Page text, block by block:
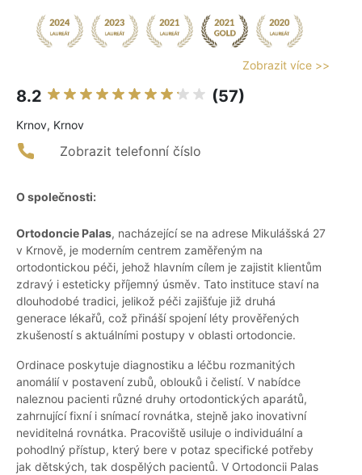
Zobrazit více >>
8.2 (57)
Krnov, Krnov
Zobrazit telefonní číslo
O společnosti:
Ortodoncie Palas, nacházející se na adrese Mikulášská 27
v Krnově, je moderním centrem zaměřeným na
ortodontickou péči, jehož hlavním cílem je zajistit klientům
zdravý i esteticky příjemný úsměv. Tato instituce staví na
dlouhodobé tradici, jelikož péči zajišťuje již druhá
generace lékařů, což přináší spojení léty prověřených
zkušeností s aktuálními postupy v oblasti ortodoncie.
Ordinace poskytuje diagnostiku a léčbu rozmanitých
anomálií v postavení zubů, oblouků i čelistí. V nabídce
naleznou pacienti různé druhy ortodontických aparátů,
zahrnující fixní i snímací rovnátka, stejně jako inovativní
neviditelná rovnátka. Pracoviště usiluje o individuální a
pohodlný přístup, který bere v potaz specifické potřeby
jak dětských, tak dospělých pacientů. V Ortodoncii Palas